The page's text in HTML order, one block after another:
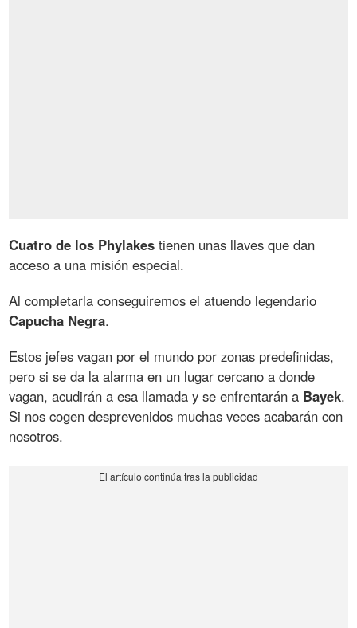
Cuatro de los Phylakes tienen unas llaves que dan
acceso a una misión especial.
Al completarla conseguiremos el atuendo legendario
Capucha Negra.
Estos jefes vagan por el mundo por zonas predefinidas,
pero si se da la alarma en un lugar cercano a donde
vagan, acudirán a esa llamada y se enfrentarán a Bayek.
Si nos cogen desprevenidos muchas veces acabarán con
nosotros.